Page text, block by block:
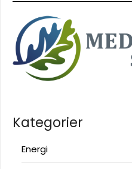
Kategorier
Energi